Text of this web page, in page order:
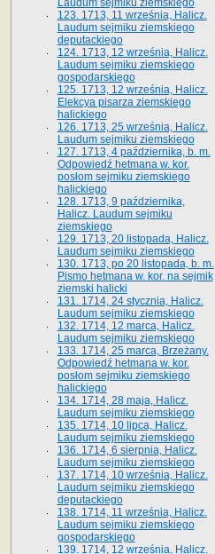
Laudum sejmiku ziemskiego
123. 1713, 11 września, Halicz.
Laudum sejmiku ziemskiego
deputackiego
124. 1713, 12 września, Halicz.
Laudum sejmiku ziemskiego
gospodarskiego
125. 1713, 12 września, Halicz.
Elekcya pisarza ziemskiego
halickiego
126. 1713, 25 września, Halicz.
Laudum sejmiku ziemskiego
127. 1713, 4 października, b. m.
Odpowiedź hetmana w. kor.
posłom sejmiku ziemskiego
halickiego
128. 1713, 9 października,
Halicz. Laudum sejmiku
ziemskiego
129. 1713, 20 listopada, Halicz.
Laudum sejmiku ziemskiego
130. 1713, po 20 listopada, b. m.
Pismo hetmana w. kor. na sejmik
ziemski halicki
131. 1714, 24 stycznia, Halicz.
Laudum sejmiku ziemskiego
132. 1714, 12 marca, Halicz.
Laudum sejmiku ziemskiego
133. 1714, 25 marca, Brzeżany.
Odpowiedź hetmana w. kor.
posłom sejmiku ziemskiego
halickiego
134. 1714, 28 maja, Halicz.
Laudum sejmiku ziemskiego
135. 1714, 10 lipca, Halicz.
Laudum sejmiku ziemskiego
136. 1714, 6 sierpnia, Halicz.
Laudum sejmiku ziemskiego
137. 1714, 10 września, Halicz.
Laudum sejmiku ziemskiego
deputackiego
138. 1714, 11 września, Halicz.
Laudum sejmiku ziemskiego
gospodarskiego
139. 1714, 12 września, Halicz.